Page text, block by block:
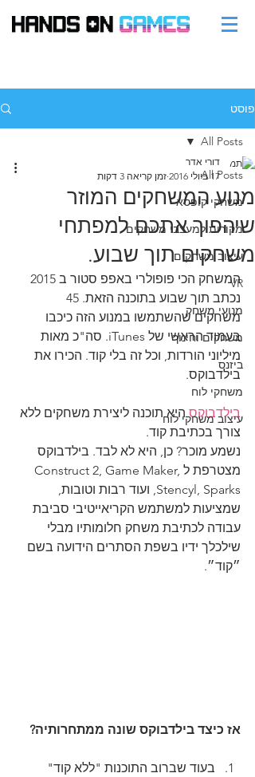
פוסט
All Posts
משחקי קופסא
מקורות למעצבי משחקים
עיצוב משחקים
VR
מנועי משחק
משחקים וחינוך
ביזנס
משחקי לוח
עיצוב משחקי לוח
All Posts
מנוע המשחקים המוזר
שיהפוך אתכם למפתחי
משחקים תוך שבוע.
דורי אדר
17 ביולי 2016
זמן קריאה 3 דקות
משחקים שהשתמשו במנוע הזה כיכבו
בעמוד הראשי של iTunes. סה"כ מאות
מיליוני הורדות, וכל זה בלי קוד. הכירו את
בילדבוקס.
בילדבוקס היא תוכנה ליצירת משחקים ללא
צורך בכתיבת קוד.
נשמע מוכר? כן, היא לא לבד. בילדבוקס
מצטרפת לConstruct 2, Game Maker,
Stencyl, Sparks, ועוד רבות וטובות,
שמציעות למשתמש הקריאייטיבי סביבת
עבודה לכתיבת משחק חלומותיו מבלי
שילכלך ידיו בשפת הסתרים הידועה בשם
״קוד״.
אז כיצד בילדבוקס שונה ממתחרותיה?
בעוד שברוב התוכנות "ללא קוד"